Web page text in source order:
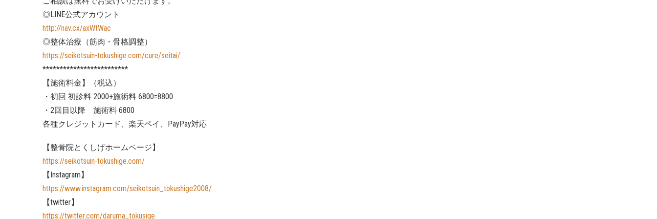
◎LINE公式アカウント
http://nav.cx/axWtWac
◎整体治療（筋肉・骨格調整）
https://seikotsuin-tokushige.com/cure/seitai/
*************************
【施術料金】（税込）
・初回 初診料 2000+施術料 6800=8800
・2回目以降 施術料 6800
各種クレジットカード、楽天ペイ、PayPay対応
【整骨院とくしげホームページ】
https://seikotsuin-tokushige.com/
【Instagram】
https://www.instagram.com/seikotsuin_tokushige2008/
【twitter】
https://twitter.com/daruma_tokusige